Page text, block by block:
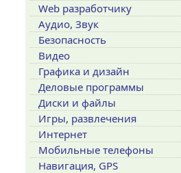
Web разработчику
Аудио, Звук
Безопасность
Видео
Графика и дизайн
Деловые программы
Диски и файлы
Игры, развлечения
Интернет
Мобильные телефоны
Навигация, GPS